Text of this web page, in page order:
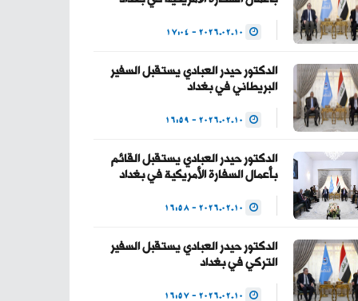
— Haider Al-Abadi
(@HaiderAlAbadi)
January 23, 2026
الدكتور حيدر العبادي يستقبل السفير
البريطاني في بغداد
الدكتور حيدر العبادي يستقبل القائم
بأعمال السفارة الأمريكية في بغداد
الدكتور حيدر العبادي يستقبل السفير
التركي في بغداد